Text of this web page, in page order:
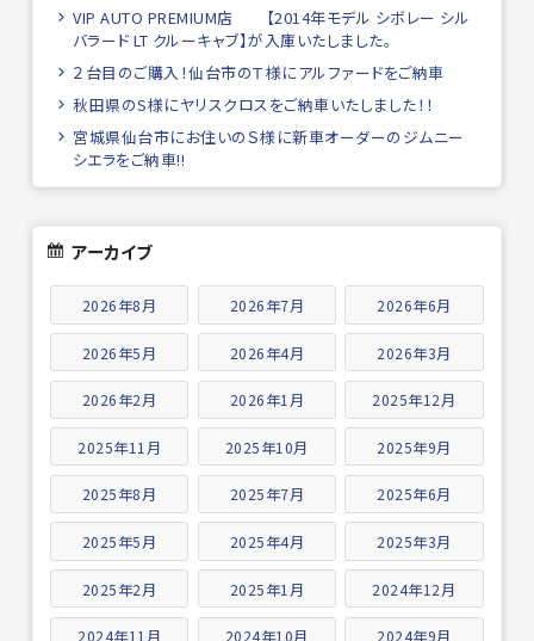
VIP AUTO PREMIUM店 【2014年モデル シボレー シル
バラード LT クルーキャブ】が入庫いたしました。
２台目のご購入！仙台市のＴ様にアルファードをご納車
秋田県のS様にヤリスクロスをご納車いたしました！！
宮城県仙台市にお住いのＳ様に新車オーダーのジムニー
シエラをご納車!!
アーカイブ
2026年8月 2026年7月 2026年6月
2026年5月 2026年4月 2026年3月
2026年2月 2026年1月 2025年12月
2025年11月 2025年10月 2025年9月
2025年8月 2025年7月 2025年6月
2025年5月 2025年4月 2025年3月
2025年2月 2025年1月 2024年12月
2024年11月 2024年10月 2024年9月